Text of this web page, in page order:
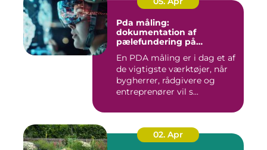
Pda måling:
dokumentation af
pælefundering på
En PDA måling er i dag et af
de vigtigste værktøjer, når
bygherrer, rådgivere og
entreprenører vil s...
02. Apr